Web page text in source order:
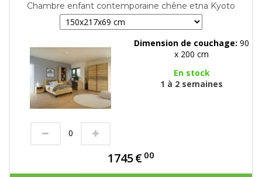
Chambre enfant contemporaine chêne etna Kyoto
Dimension de couchage: 90
x 200 cm
En stock
1 à 2 semaines
1745€ 00